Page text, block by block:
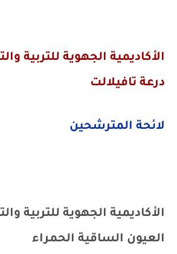
الأكاديمية الجهوية للتربية
درعة تافيلالت
لائحة المترشحين
الأكاديمية الجهوية للتربية
العيون الساقية الحمراء